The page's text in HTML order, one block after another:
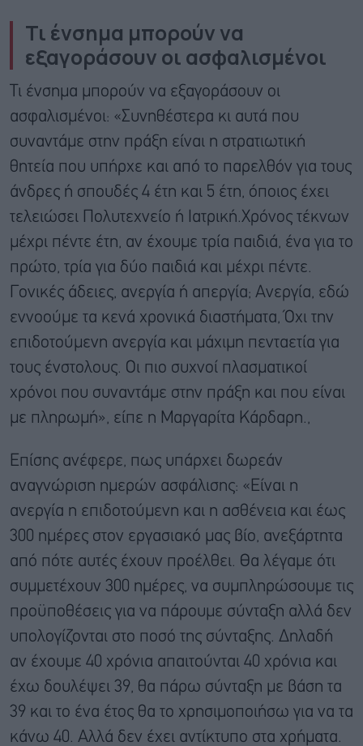
Τι ένσημα μπορούν να
εξαγοράσουν οι ασφαλισμένοι
Τι ένσημα μπορούν να εξαγοράσουν οι
ασφαλισμένοι: «Συνηθέστερα κι αυτά που
συναντάμε στην πράξη είναι η στρατιωτική
θητεία που υπήρχε και από το παρελθόν για τους
άνδρες ή σπουδές 4 έτη και 5 έτη, όποιος έχει
τελειώσει Πολυτεχνείο ή Ιατρική.Χρόνος τέκνων
μέχρι πέντε έτη, αν έχουμε τρία παιδιά, ένα για το
πρώτο, τρία για δύο παιδιά και μέχρι πέντε.
Γονικές άδειες, ανεργία ή απεργία; Ανεργία, εδώ
εννοούμε τα κενά χρονικά διαστήματα, Όχι την
επιδοτούμενη ανεργία και μάχιμη πενταετία για
τους ένστολους. Οι πιο συχνοί πλασματικοί
χρόνοι που συναντάμε στην πράξη και που είναι
με πληρωμή», είπε η Μαργαρίτα Κάρδαρη.,
Επίσης ανέφερε, πως υπάρχει δωρεάν
αναγνώριση ημερών ασφάλισης: «Είναι η
ανεργία η επιδοτούμενη και η ασθένεια και έως
300 ημέρες στον εργασιακό μας βίο, ανεξάρτητα
από πότε αυτές έχουν προέλθει. Θα λέγαμε ότι
συμμετέχουν 300 ημέρες, να συμπληρώσουμε τις
προϋποθέσεις για να πάρουμε σύνταξη αλλά δεν
υπολογίζονται στο ποσό της σύνταξης. Δηλαδή
αν έχουμε 40 χρόνια απαιτούνται 40 χρόνια και
έχω δουλέψει 39, θα πάρω σύνταξη με βάση τα
39 και το ένα έτος θα το χρησιμοποιήσω για να τα
κάνω 40. Αλλά δεν έχει αντίκτυπο στα χρήματα.